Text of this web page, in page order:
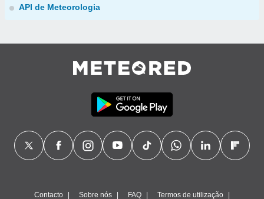
API de Meteorologia
Contacto Sobre nós FAQ Termos de utilização